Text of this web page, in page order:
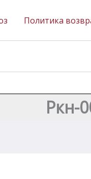
Политика
Ркн-